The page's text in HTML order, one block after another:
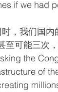
if we had
，我们国
可能三次
the
of